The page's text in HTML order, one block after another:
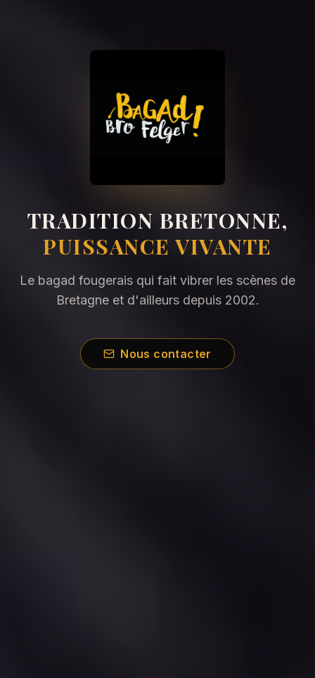
TRADITION BRETONNE,
PUISSANCE VIVANTE
Le bagad fougerais qui fait vibrer les scènes de
Bretagne et d'ailleurs depuis 2002.
Nous contacter